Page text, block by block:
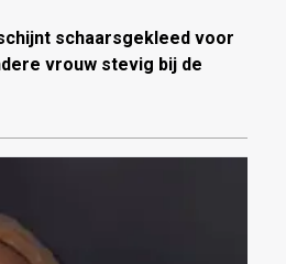
schaarsgekleed voor
vrouw stevig bij de